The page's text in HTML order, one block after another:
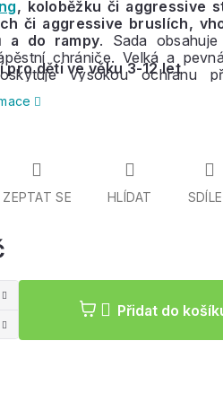
Přidat do
, koloběžku či aggressive
či aggressive bruslích,
a do rampy. Sada obsahuje
chrániče. Velká a
vysokou ochranu
řemeny pro bezpečné
podšívka pro extra pohodlí.
pro děti ve věku 3-12 let
ZEPTAT SE HLÍDAT